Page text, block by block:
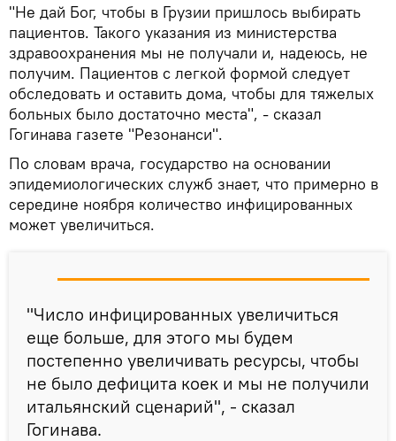
"Не дай Бог, чтобы в Грузии пришлось выбирать
пациентов. Такого указания из министерства
здравоохранения мы не получали и, надеюсь, не
получим. Пациентов с легкой формой следует
обследовать и оставить дома, чтобы для тяжелых
больных было достаточно места", - сказал
Гогинава газете "Резонанси".
По словам врача, государство на основании
эпидемиологических служб знает, что примерно в
середине ноября количество инфицированных
может увеличиться.
"Число инфицированных увеличиться
еще больше, для этого мы будем
постепенно увеличивать ресурсы, чтобы
не было дефицита коек и мы не получили
итальянский сценарий", - сказал
Гогинава.